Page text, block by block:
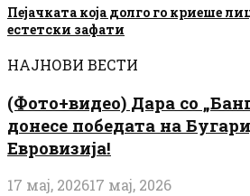
Пејачката која долго го криеше
естетски зафати
НАЈНОВИ ВЕСТИ
(Фото+видео) Дара со
донесе победата на
Евровизија!
17 мај, 202617 мај, 2026